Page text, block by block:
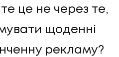
це не через те,
щоденні
рекламу?